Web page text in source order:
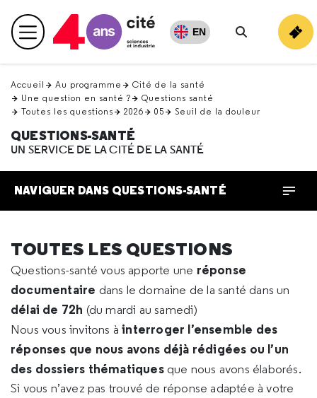
en
haut Menu principal EN
Rechercher
Accueil Au programme
Cité de la santé
Une question en santé ?
Questions santé
Toutes les questions
2026 05 Seuil de la douleur
QUESTIONS-SANTÉ
UN SERVICE DE LA CITÉ DE LA SANTÉ
NAVIGUER DANS QUESTIONS-SANTÉ
TOUTES LES QUESTIONS
Questions-santé vous apporte une réponse
documentaire dans le domaine de la santé dans un
délai de 72h (du mardi au samedi)
Nous vous invitons àinterroger l’ensemble des
réponses que nous avons déjà rédigées ou l’un
des dossiers thématiques que nous avons élaborés.
Si vous n’avez pas trouvé de réponse adaptée à votre